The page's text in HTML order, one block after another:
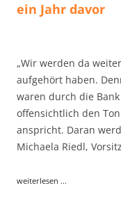
ein Jahr davor
„Wir werden da
aufgehört haben.
waren durch die
offensichtlich den
anspricht. Daran
Michaela Riedl,
weiterlesen ...